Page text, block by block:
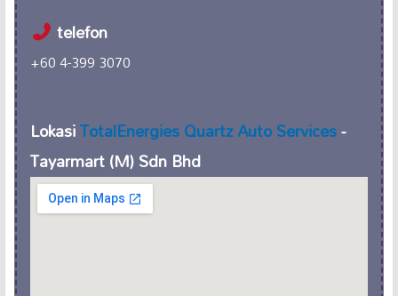
telefon
+60 4-399 3070
LokasiTotalEnergies Quartz Auto Services-
Tayarmart (M) Sdn Bhd